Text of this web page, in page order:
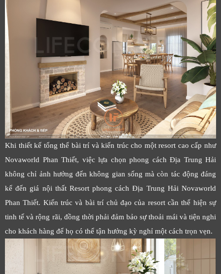
Khi thiết kế tổng thể bài trí và kiến trúc cho một resort cao cấp như
Novaworld Phan Thiết, việc lựa chọn phong cách Địa Trung Hải
không chỉ ảnh hưởng đến không gian sống mà còn tác động đáng
kể đến giá nội thất Resort phong cách Địa Trung Hải Novaworld
Phan Thiết. Kiến trúc và bài trí chủ đạo của resort cần thể hiện sự
tinh tế và rộng rãi, đồng thời phải đảm bảo sự thoải mái và tiện nghi
cho khách hàng để họ có thể tận hưởng kỳ nghỉ một cách trọn vẹn.